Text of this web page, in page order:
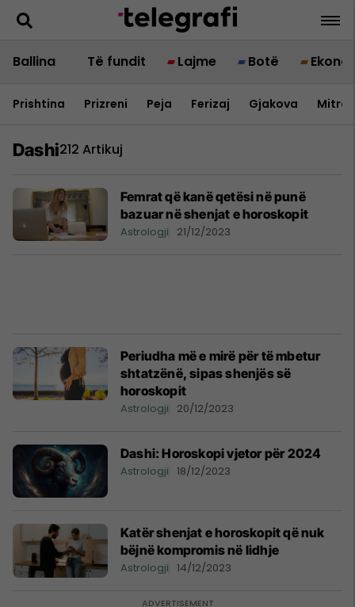
Ballina Të fundit Lajme Botë
Prishtina Prizreni Peja Ferizaj Gjakova
Dashi212 Artikuj
Femrat që kanë qetësi në punë
bazuar në shenjat e horoskopit
Astrologji 21/12/2023
Periudha më e mirë për të mbetur
shtatzënë, sipas shenjës së
horoskopit
Astrologji 20/12/2023
Dashi: Horoskopi vjetor për 2024
Astrologji 18/12/2023
Katër shenjat e horoskopit që nuk
bëjnë kompromis në lidhje
Astrologji 14/12/2023